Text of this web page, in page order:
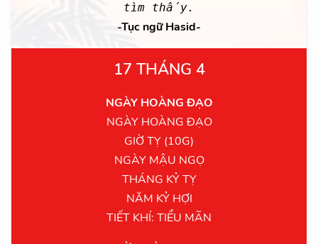
tìm thấy.
-Tục ngữ Hasid-
17 THÁNG 4
NGÀY HOÀNG ĐẠO
NGÀY HOÀNG ĐẠO
GIỜ TỴ (10G)
NGÀY MẬU NGỌ
THÁNG KỶ TỴ
NĂM KỶ HỢI
TIẾT KHÍ: TIỂU MÃN